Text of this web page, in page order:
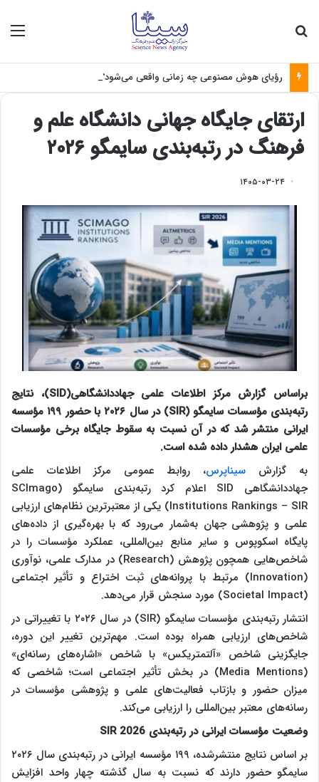
رؤیای هوش مصنوعی چه زمانی واقعی می‌شود؟
ارتقای جایگاه جهانی دانشگاه علم و
فرهنگ در رتبه‌بندی سایمگو ۲۰۲۶
۱۴۰۵-۰۳-۲۴
براساس گزارش مرکز اطلاعات علمی جهاددانشگاهی(SID)، نتایج
رتبه‌بندی مؤسسات سایمگو (SIR) در سال ۲۰۲۶ با حضور ۱۹۹ مؤسسه
ایرانی منتشر شد که در آن نسبت به سقوط جایگاه برخی مؤسسات
علمی ایران هشدار داده شده است.
به گزارش سیناپرس، روابط عمومی مرکز اطلاعات علمی
جهاددانشگاهی SID اعلام کرد رتبه‌بندی سایمگو (SCImago
Institutions Rankings – SIR) یکی از معتبرترین نظام‌های ارزیابی
علمی و پژوهشی جهان به‌شمار می‌رود که با بهره‌گیری از داده‌های
پایگاه اسکوپوس و سایر منابع بین‌المللی، عملکرد مؤسسات را در
شاخص‌هایی همچون پژوهش (Research) در مدارک علمی، نوآوری
(Innovation) مرتبط با پروانه‌های ثبت اختراع و تأثیر اجتماعی
(Societal Impact) مورد سنجش قرار می‌دهد.
انتشار رتبه‌بندی مؤسسات سایمگو (SIR) در سال ۲۰۲۶ با تغییراتی در
شاخص‌های ارزیابی همراه بوده است. مهم‌ترین تغییر این دوره،
جایگزینی شاخص «آلتمتریکس» با شاخص «اشاره‌های رسانه‌ای»
(Media Mentions) در بخش تأثیر اجتماعی است؛ شاخصی که
میزان حضور و بازتاب فعالیت‌های علمی و پژوهشی مؤسسات در
رسانه‌های معتبر بین‌المللی را ارزیابی می‌کند.
وضعیت مؤسسات ایرانی در رتبه‌بندی SIR 2026
بر اساس نتایج منتشرشده، ۱۹۹ مؤسسه ایرانی در رتبه‌بندی سال ۲۰۲۶
سایمگو حضور دارند که نسبت به سال گذشته چهار واحد افزایش